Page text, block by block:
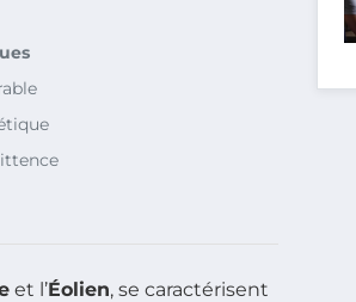
et l’Éolien, se caractérisent